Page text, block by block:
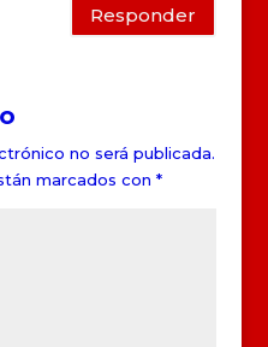
Responder
no será publicada.
marcados con *